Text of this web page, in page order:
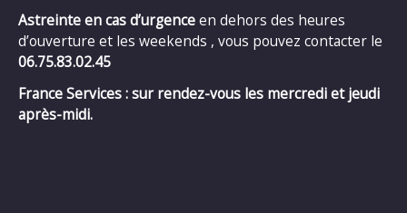
Astreinte en cas d’urgenceen dehors des heures
d’ouverture et les weekends , vous pouvez contacter le
06.75.83.02.45
France Services : sur rendez-vous les mercredi et jeudi
après-midi.